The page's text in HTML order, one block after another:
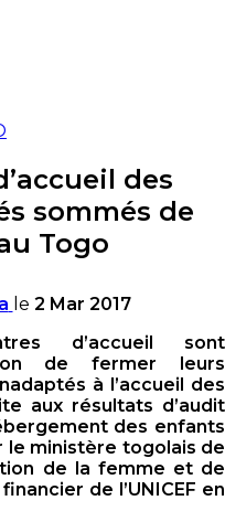
des
sommés de
Togo
le 2 Mar 2017
d’accueil sont
de fermer leurs
à l’accueil des
aux résultats d’audit
des enfants
le ministère togolais de
de la femme et de
de l’UNICEF en